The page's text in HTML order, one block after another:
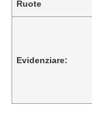
Richiedere un
Semi-remolchi
Ruote
Evidenziare: